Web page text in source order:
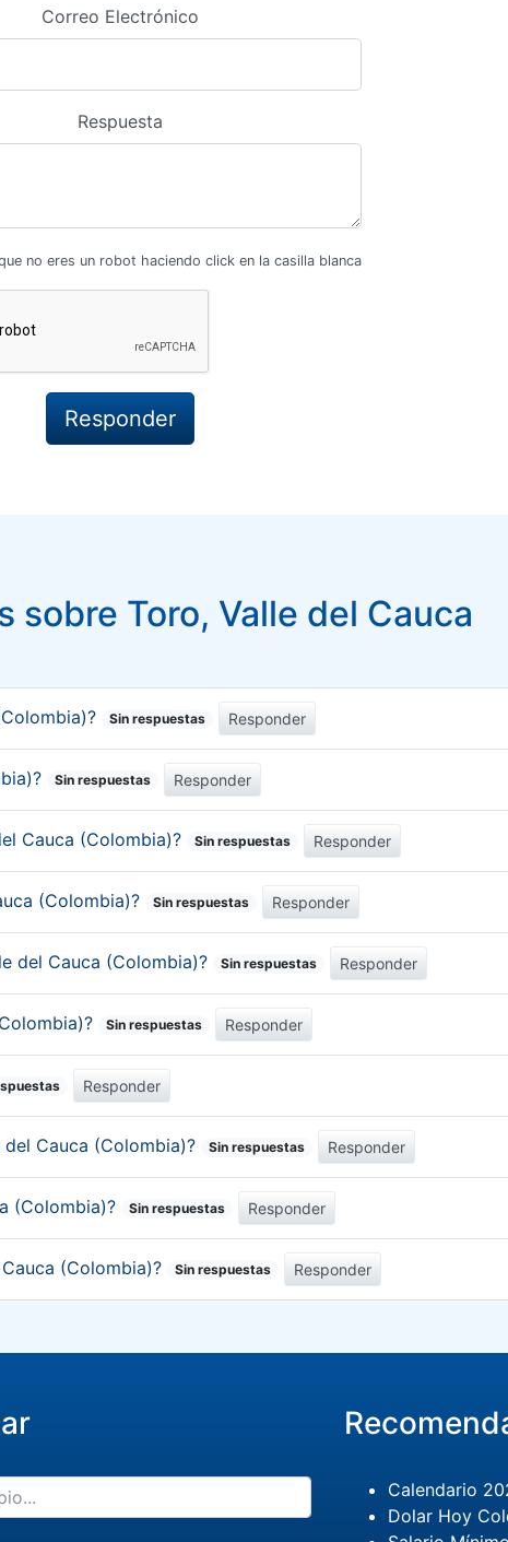
Correo Electrónico
Respuesta
no eres un robot haciendo click en la casilla blanca
sobre Toro, Valle del Cauca
Sin respuestas Responder
Sin respuestas Responder
Cauca (Colombia)? Sin respuestas Responder
(Colombia)? Sin respuestas Responder
del Cauca (Colombia)? Sin respuestas Responder
Sin respuestas Responder
Responder
Cauca (Colombia)? Sin respuestas Responder
(Colombia)? Sin respuestas Responder
(Colombia)? Sin respuestas Responder
Calendario
Dolar Hoy